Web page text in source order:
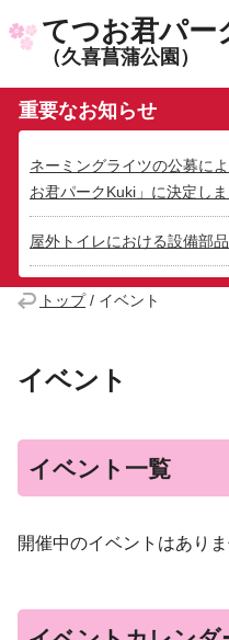
てつお君パー
（久喜菖蒲公園）
重要なお知らせ
ネーミングライツの公募に
お君パークKuki」に決定しま
屋外トイレにおける設備部
トップ/ イベント
イベント
イベント一覧
開催中のイベントはあり